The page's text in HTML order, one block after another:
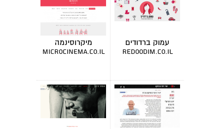
עמוק ברדודים
redoodim.co.il
מיקרוסינמה
microcinema.co.il